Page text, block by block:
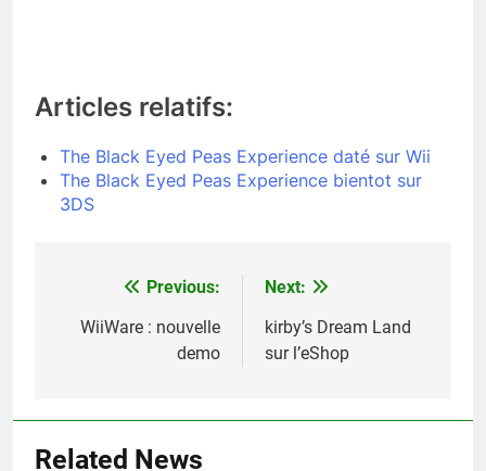
Articles relatifs:
The Black Eyed Peas Experience daté sur Wii
The Black Eyed Peas Experience bientot sur
3DS
Navigation
de
Previous:
WiiWare : nouvelle
demo
Next:
kirby’s Dream Land
sur l’eShop
Related News